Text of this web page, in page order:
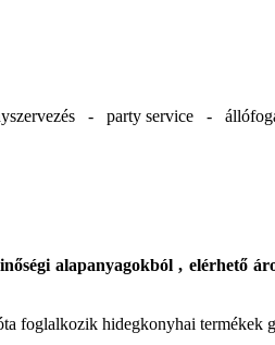
- party service -
alapanyagokból , elérhető
foglalkozik hidegkonyhai termékek